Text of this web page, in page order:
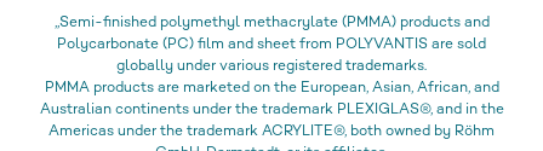
„Semi-finished polymethyl methacrylate (PMMA) products and
Polycarbonate (PC) film and sheet from POLYVANTIS are sold
globally under various registered trademarks.
PMMA products are marketed on the European, Asian, African, and
Australian continents under the trademark PLEXIGLAS®, and in the
Americas under the trademark ACRYLITE®, both owned by Röhm